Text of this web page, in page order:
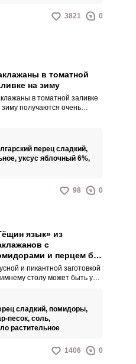
3821 0
в томатной
на зиму
в томатной заливке
зиму получаются очень
перец сладкий,
уксус яблочный 6%,
98 0
язык» из
с
и перцем без
на зиму
и пикантной заготовкой
столу может быть у
без стерилизации. В
рецепте баклажаны
в духовке.
сладкий, помидоры,
песок, соль,
растительное
1406 0